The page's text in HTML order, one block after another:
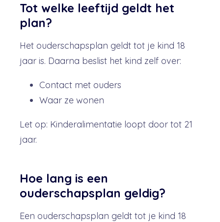
Tot welke leeftijd geldt het
plan?
Het ouderschapsplan geldt tot je kind 18
jaar is. Daarna beslist het kind zelf over:
Contact met ouders
Waar ze wonen
Let op: Kinderalimentatie loopt door tot 21
jaar.
Hoe lang is een
ouderschapsplan geldig?
Een ouderschapsplan geldt tot je kind 18